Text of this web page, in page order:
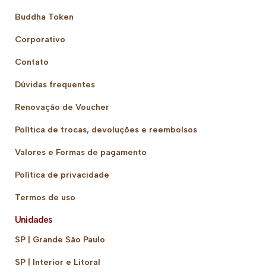
Buddha Token
Corporativo
Contato
Dúvidas frequentes
Renovação de Voucher
Política de trocas, devoluções e reembolsos
Valores e Formas de pagamento
Política de privacidade
Termos de uso
Unidades
SP | Grande São Paulo
SP | Interior e Litoral